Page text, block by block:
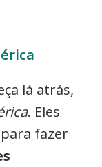
lá atrás,
. Eles
fazer